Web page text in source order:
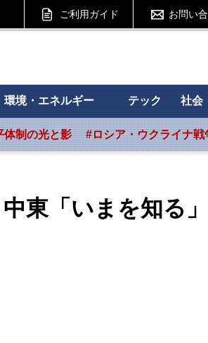
ご利用ガイド お問い
環境・エネルギー テック 社会
体制の光と影 #ロシア・ウクライナ戦
東「いまを知る」